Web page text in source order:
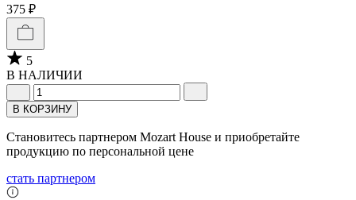
375 ₽
5
В НАЛИЧИИ
В КОРЗИНУ
Становитесь партнером Mozart House и приобретайте
продукцию по персональной цене
стать партнером